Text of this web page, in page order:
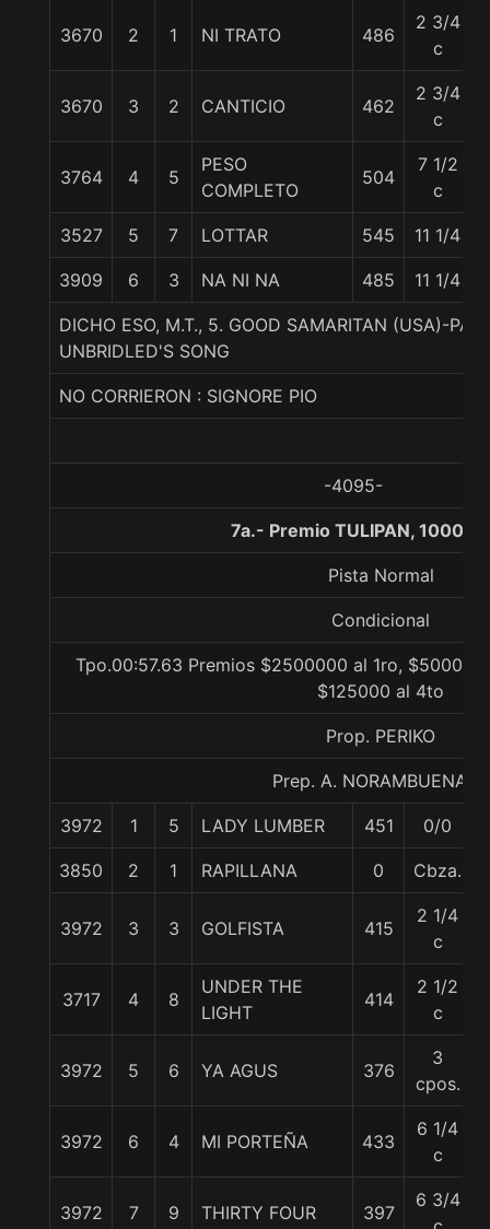
3670 2 1 NI TRATO 486
2 3/4
c
3670 3 2 CANTICIO 462
2 3/4
c
3764 4 5
PESO
COMPLETO
504
7 1/2
c
3527 5 7 LOTTAR 545 11 1/4
3909 6 3 NA NI NA 485 11 1/4
DICHO ESO, M.T., 5. GOOD SAMARITAN (USA)-
UNBRIDLED'S SONG
NO CORRIERON : SIGNORE PIO
-4095-
7a.- Premio TULIPAN, 1000
Pista Normal
Condicional
Tpo.00:57.63 Premios $2500000 al 1ro,
$125000 al 4to
Prop. PERIKO
Prep. A. NORAMBUENA G.
3972 1 5 LADY LUMBER 451 0/0
3850 2 1 RAPILLANA 0 Cbza.
3972 3 3 GOLFISTA 415
2 1/4
c
3717 4 8
UNDER THE
LIGHT
414
2 1/2
c
3972 5 6 YA AGUS 376
3
cpos.
3972 6 4 MI PORTEÑA 433
6 1/4
c
3972 7 9 THIRTY FOUR 397
6 3/4